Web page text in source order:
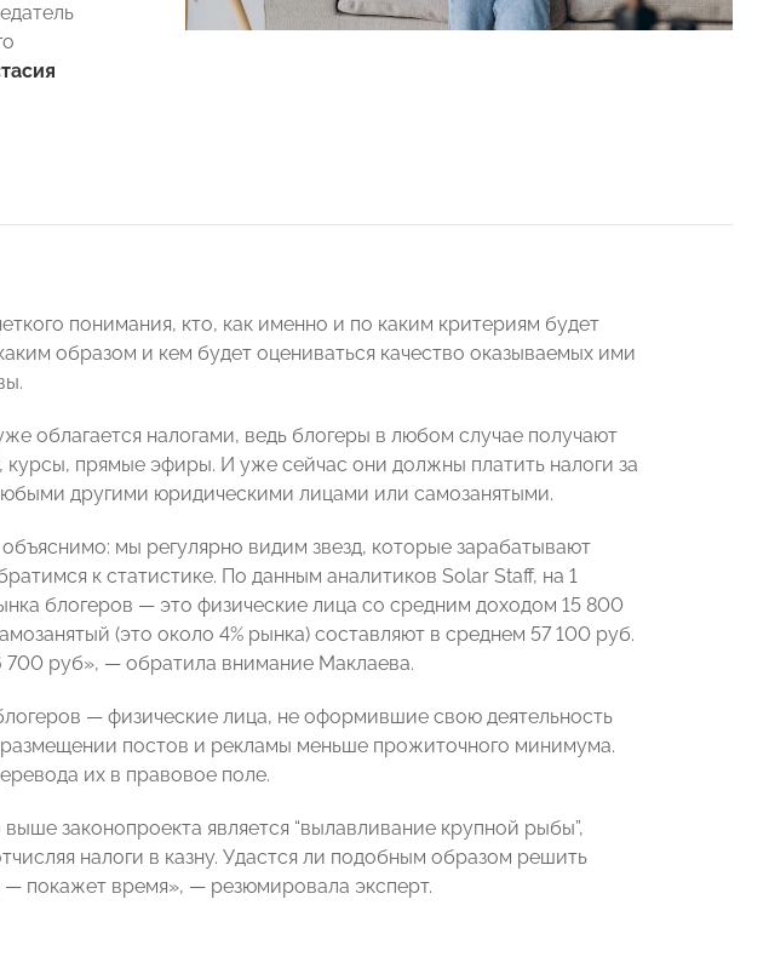
понимания, кто, как именно и по каким критериям будет
образом и кем будет оцениваться качество оказываемых ими
облагается налогами, ведь блогеры в любом случае получают
курсы, прямые эфиры. И уже сейчас они должны платить налоги за
другими юридическими лицами или самозанятыми.
мы регулярно видим звезд, которые зарабатывают
к статистике. По данным аналитиков Solar Staff, на 1
блогеров — это физические лица со средним доходом 15 800
(это около 4% рынка) составляют в среднем 57 100 руб.
руб», — обратила внимание Маклаева.
— физические лица, не оформившие свою деятельность
постов и рекламы меньше прожиточного минимума.
их в правовое поле.
законопроекта является “вылавливание крупной рыбы”,
налоги в казну. Удастся ли подобным образом решить
— покажет время», — резюмировала эксперт.